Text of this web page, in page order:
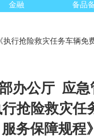
金融 备品
执行抢险救灾任务车辆免
办公厅应急
抢险救灾任
服务保障规程